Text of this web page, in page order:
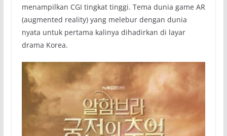
menampilkan CGI tingkat tinggi. Tema dunia game AR
(augmented reality) yang melebur dengan dunia
nyata untuk pertama kalinya dihadirkan di layar
drama Korea.